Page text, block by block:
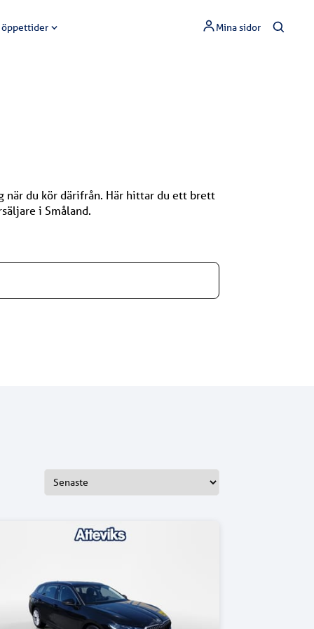
Mina sidor
när du kör därifrån. Här hittar du ett brett
i Småland.